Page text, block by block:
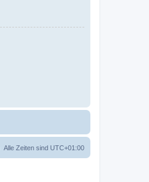
Alle Zeiten sind UTC+01:00